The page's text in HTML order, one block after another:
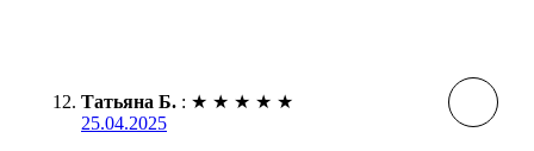
Татьяна Б. : ★ ★ ★ ★ ★
25.04.2025